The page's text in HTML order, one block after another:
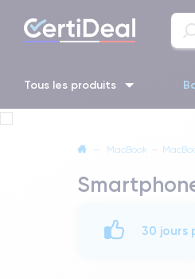
Tous les produits
iPhone 11 Pro iPhone 14 pro
— MacBook —
30 jours